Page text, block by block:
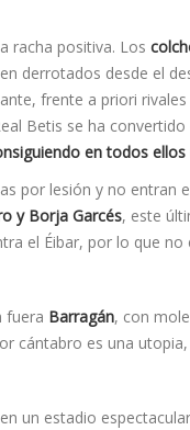
racha positiva. Los
derrotados desde el
frente a priori
Betis se ha
en todos
por lesión y no entran
y Borja Garcés, este
el Éibar, por lo que
fuera Barragán, con
cántabro es una
un estadio